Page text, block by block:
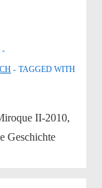
TAGGED WITH
II-2010,
Geschichte